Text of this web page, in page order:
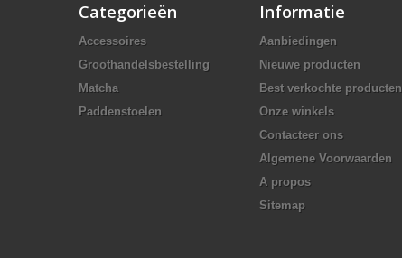
Categorieën
Accessoires
Groothandelsbestelling
Matcha
Paddenstoelen
Informatie
Aanbiedingen
Nieuwe producten
Best verkochte producten
Onze winkels
Contacteer ons
Algemene Voorwaarden
A propos
Sitemap